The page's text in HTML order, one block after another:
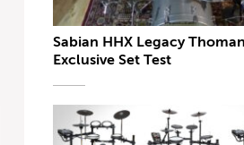
Sabian HHX Legacy
Exclusive Set Test